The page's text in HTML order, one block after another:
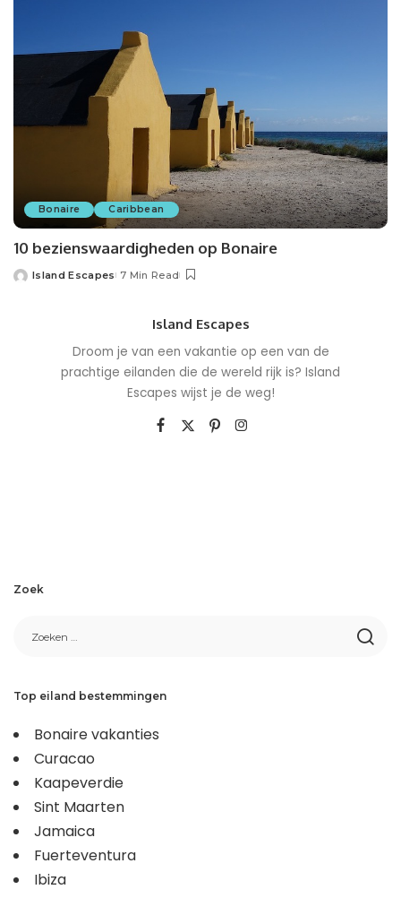
Bonaire Caribbean
10 bezienswaardigheden op Bonaire
Island Escapes 7 Min Read
Island Escapes
Droom je van een vakantie op een van de
prachtige eilanden die de wereld rijk is? Island
Escapes wijst je de weg!
Zoek
Top eiland bestemmingen
Bonaire vakanties
Curacao
Kaapeverdie
Sint Maarten
Jamaica
Fuerteventura
Ibiza